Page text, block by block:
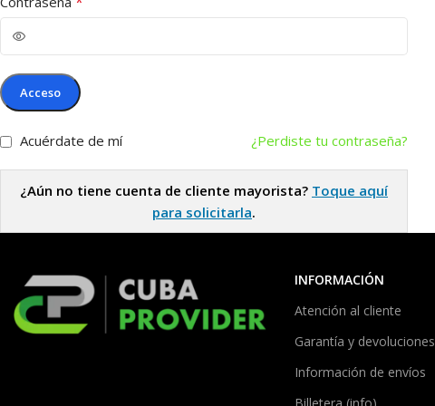
Acceso
¿Perdiste tu contraseña?
Acuérdate de mí
¿Aún no tiene cuenta de cliente mayorista? Toque aquí
para solicitarla.
INFORMACIÓN
Atención al cliente
Garantía y devoluciones
Información de envíos